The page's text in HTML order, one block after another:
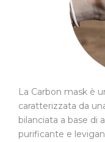
La Carbon mask è
caratterizzata da
bilanciata a base di
purificante e